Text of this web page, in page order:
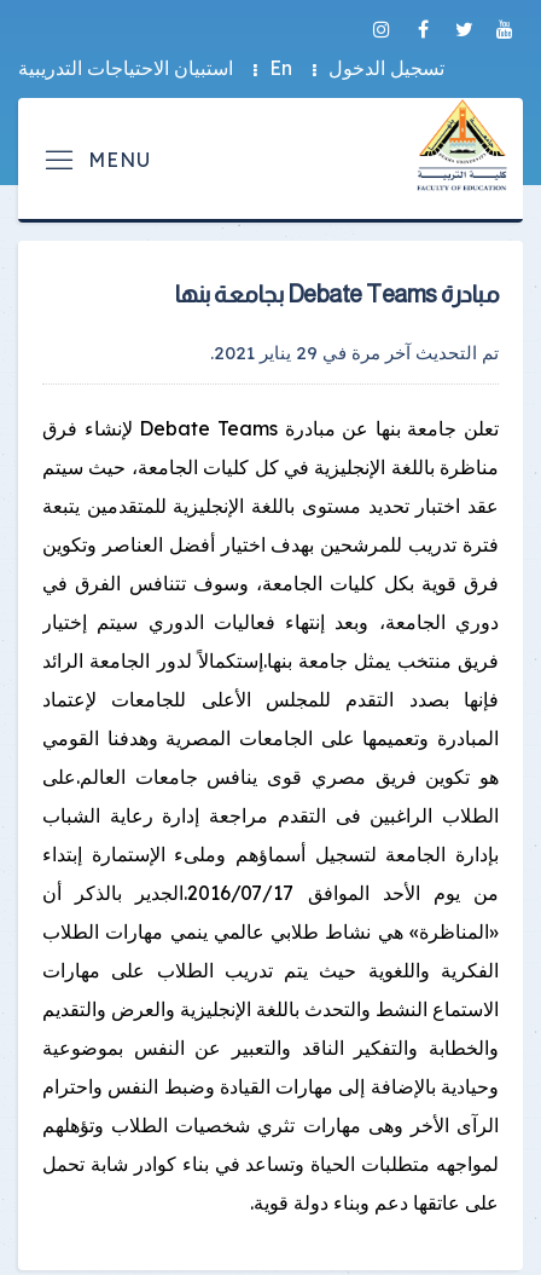
تسجيل الدخول En استبيان الاحتياجات التدريبية
مبادرة Debate Teams بجامعة بنها
تم التحديث آخر مرة في 29 يناير 2021 .
تعلن جامعة بنها عن مبادرة Debate Teams لإنشاء فرق
مناظرة باللغة الإنجليزية في كل كليات الجامعة، حيث سيتم
عقد اختبار تحديد مستوى باللغة الإنجليزية للمتقدمين يتبعة
فترة تدريب للمرشحين بهدف اختيار أفضل العناصر وتكوين
فرق قوية بكل كليات الجامعة، وسوف تتنافس الفرق في
دوري الجامعة، وبعد إنتهاء فعاليات الدوري سيتم إختيار
فريق منتخب يمثل جامعة بنها.إستكمالاً لدور الجامعة الرائد
فإنها بصدد التقدم للمجلس الأعلى للجامعات لإعتماد
المبادرة وتعميمها على الجامعات المصرية وهدفنا القومي
هو تكوين فريق مصري قوى ينافس جامعات العالم.على
الطلاب الراغبين فى التقدم مراجعة إدارة رعاية الشباب
بإدارة الجامعة لتسجيل أسماؤهم وملىء الإستمارة إبتداء
من يوم الأحد الموافق 2016/07/17.الجدير بالذكر أن
«المناظرة» هي نشاط طلابي عالمي ينمي مهارات الطلاب
الفكرية واللغوية حيث يتم تدريب الطلاب على مهارات
الاستماع النشط والتحدث باللغة الإنجليزية والعرض والتقديم
والخطابة والتفكير الناقد والتعبير عن النفس بموضوعية
وحيادية بالإضافة إلى مهارات القيادة وضبط النفس واحترام
الرآى الأخر وهى مهارات تثري شخصيات الطلاب وتؤهلهم
لمواجهه متطلبات الحياة وتساعد في بناء كوادر شابة تحمل
على عاتقها دعم وبناء دولة قوية.